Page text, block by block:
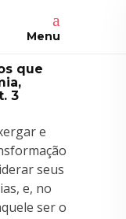
Menu
que
3
e
seus
e, no
ser o